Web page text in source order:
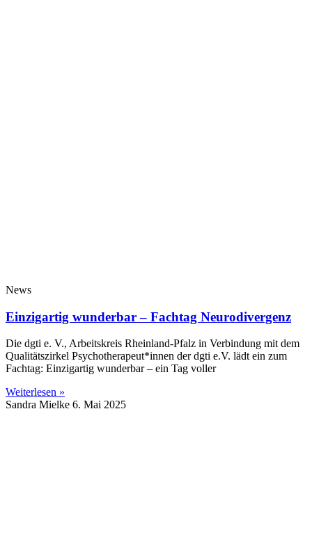
News
Einzigartig wunderbar – Fachtag Neurodivergenz
Die dgti e. V., Arbeitskreis Rheinland-Pfalz in Verbindung mit dem
Qualitätszirkel Psychotherapeut*innen der dgti e.V. lädt ein zum
Fachtag: Einzigartig wunderbar – ein Tag voller
Weiterlesen »
Sandra Mielke 6. Mai 2025